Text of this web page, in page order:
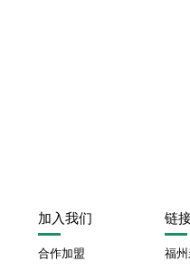
加入我们
合作加盟
链
福